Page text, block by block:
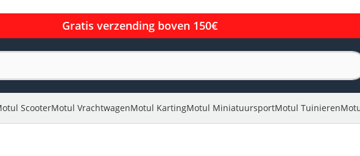
Gratis verzending boven 150€
ScooterMotul VrachtwagenMotul KartingMotul MiniatuursportMotul Tuinieren